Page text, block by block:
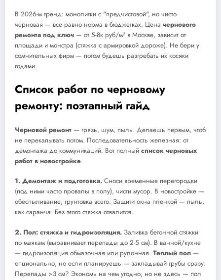
В 2026-м тренд: монолитки с "предчистовой", но чисто
черновая — все равно норма в бюджетках. Цена чернового
ремонта под ключ — от 5-8к руб/м² в Москве, зависит от
площади и монстра (стяжка с армировкой дороже). Не бери у
сомнительных фирм — потом будешь разгребать их косяки
годами.
Список работ по черновому
ремонту: поэтапный гайд
Черновой ремонт — грязь, шум, пыль. Делаешь первым, чтоб
не перекапывать потом. Последовательность железная: от
демонтажа до коммуникаций. Вот полный список черновых
работ в новостройке.
1. Демонтаж и подготовка. Сноси временные перегородки
(под ними часто провалы в полу), чисти мусор. В новостройке —
обеспыливание, грунтовка всего. Защити окна пленкой — пыль,
как саранча. Без этого стяжка отвалится.
2. Пол: стяжка и гидроизоляция. Заливка бетонной стяжки
по маякам (выравнивает перепады до 2-5 см). В ванной/кухне
— гидроизоляция обмазочная или рулонная. Теплый пол —
опционально, но если планируешь — закладывай трубы сразу.
Перепады >3 см? Экономь на чем угодно, но не здесь — пол